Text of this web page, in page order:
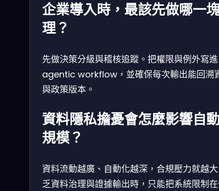
企業導入時，最該先做哪一
理？
先做決策分級與稽核追蹤。把權限與例外寫進
agentic workflow，並確保每次輸出能回溯
與政策版本。
資料隱私擔憂會怎麼影響自
規模？
資料流動越廣、自動化越深，合規壓力就越
乏資料治理與證據輸出時，只能把系統限制